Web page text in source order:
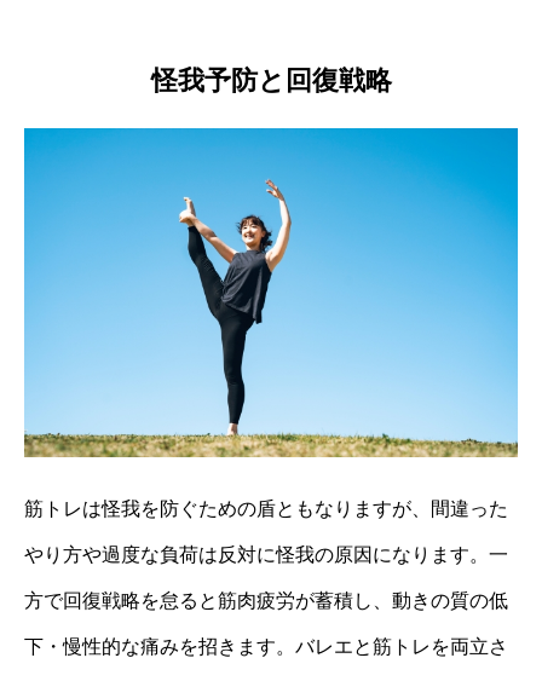
怪我予防と回復戦略
筋トレは怪我を防ぐための盾ともなりますが、間違った
やり方や過度な負荷は反対に怪我の原因になります。一
方で回復戦略を怠ると筋肉疲労が蓄積し、動きの質の低
下・慢性的な痛みを招きます。バレエと筋トレを両立さ